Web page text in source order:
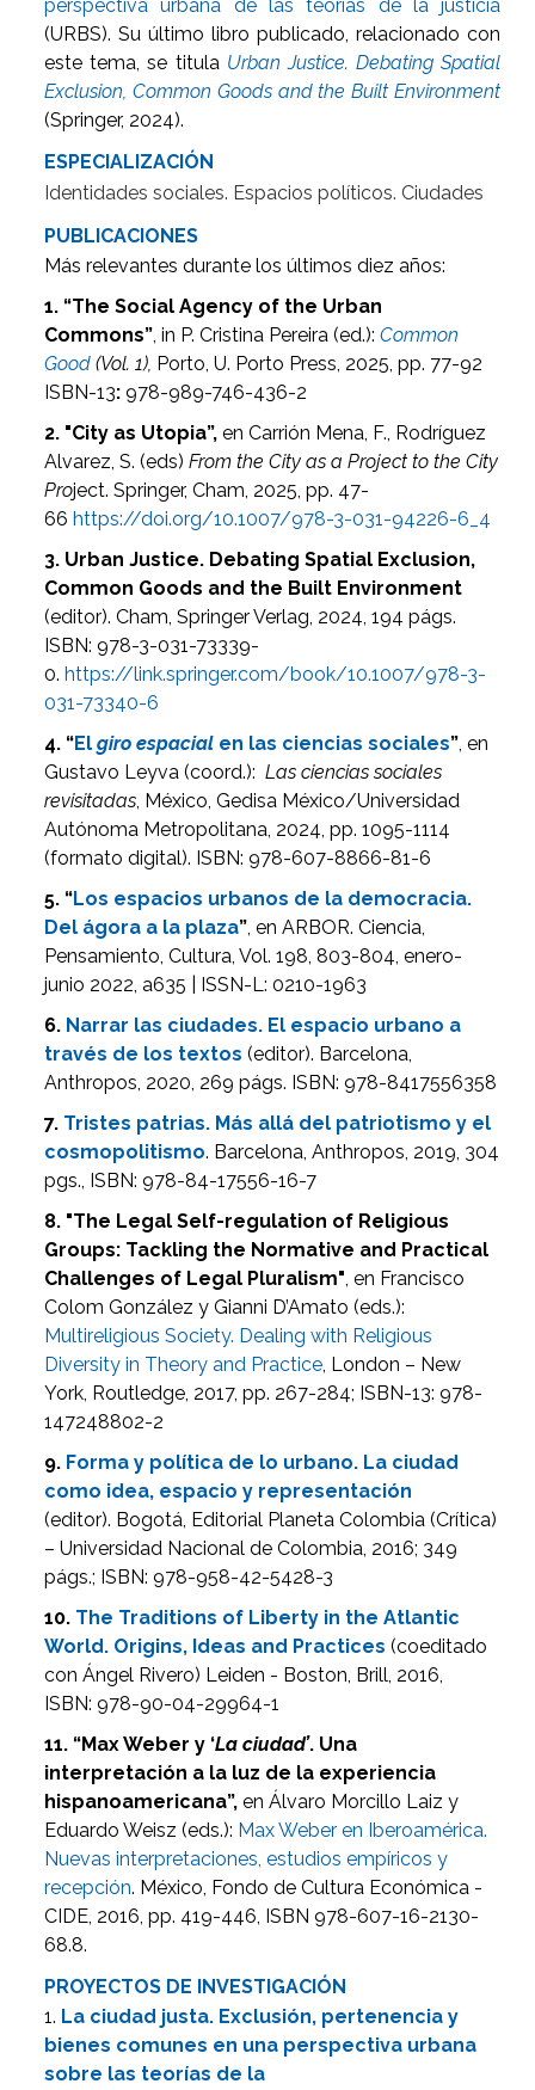
perspectiva urbana de las teorías de la justicia
(URBS). Su último libro publicado, relacionado con
este tema, se titula Urban Justice. Debating Spatial
Exclusion, Common Goods and the Built Environment
(Springer, 2024).
ESPECIALIZACIÓN
Identidades sociales. Espacios políticos. Ciudades
PUBLICACIONES
Más relevantes durante los últimos diez años:
1. “The Social Agency of the Urban
Commons”, in P. Cristina Pereira (ed.):Common
Good (Vol. 1), Porto, U. Porto Press, 2025, pp. 77-92
ISBN-13: 978-989-746-436-2
2. "City as Utopia”, en Carrión Mena, F., Rodríguez
Alvarez, S. (eds)From the City as a Project to the City
Project. Springer, Cham, 2025, pp. 47-
66 https://doi.org/10.1007/978-3-031-94226-6_4
3. Urban Justice. Debating Spatial Exclusion,
Common Goods and the Built Environment
(editor). Cham, Springer Verlag, 2024, 194 págs.
ISBN: 978-3-031-73339-
0. https://link.springer.com/book/10.1007/978-3-
031-73340-6
4. “Elgiro espacial en las ciencias sociales”, en
Gustavo Leyva (coord.):Las ciencias sociales
revisitadas, México, Gedisa México/Universidad
Autónoma Metropolitana, 2024, pp. 1095-1114
(formato digital). ISBN: 978-607-8866-81-6
5. “Los espacios urbanos de la democracia.
Del ágora a la plaza”, en ARBOR. Ciencia,
Pensamiento, Cultura, Vol. 198, 803-804, enero-
junio 2022, a635 | ISSN-L: 0210-1963
6. Narrar las ciudades. El espacio urbano a
través de los textos (editor). Barcelona,
Anthropos, 2020, 269 págs. ISBN: 978-8417556358
7. Tristes patrias. Más allá del patriotismo y el
cosmopolitismo. Barcelona, Anthropos, 2019, 304
pgs., ISBN: 978-84-17556-16-7
8. "The Legal Self-regulation of Religious
Groups: Tackling the Normative and Practical
Challenges of Legal Pluralism", en Francisco
Colom González y Gianni D’Amato (eds.):
Multireligious Society. Dealing with Religious
Diversity in Theory and Practice, London – New
York, Routledge, 2017, pp. 267-284; ISBN-13: 978-
147248802-2
9. Forma y política de lo urbano. La ciudad
como idea, espacio y representación
(editor). Bogotá, Editorial Planeta Colombia (Crítica)
– Universidad Nacional de Colombia, 2016; 349
págs.; ISBN: 978-958-42-5428-3
10. The Traditions of Liberty in the Atlantic
World. Origins, Ideas and Practices (coeditado
con Ángel Rivero) Leiden - Boston, Brill, 2016,
ISBN: 978-90-04-29964-1
11. “Max Weber y ‘La ciudad’. Una
interpretación a la luz de la experiencia
hispanoamericana”,en Álvaro Morcillo Laiz y
Eduardo Weisz (eds.): Max Weber en Iberoamérica.
Nuevas interpretaciones, estudios empíricos y
recepción. México, Fondo de Cultura Económica -
CIDE, 2016, pp. 419-446, ISBN 978-607-16-2130-
68.8.
PROYECTOS DE INVESTIGACIÓN
1. La ciudad justa. Exclusión, pertenencia y
bienes comunes en una perspectiva urbana
sobre las teorías de la